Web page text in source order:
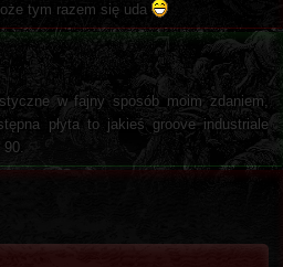
tym razem się uda
w fajny sposób moim zdaniem,
płyta to jakieś groove industriale